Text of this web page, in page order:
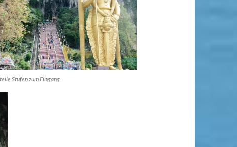
Stufen zum Eingang